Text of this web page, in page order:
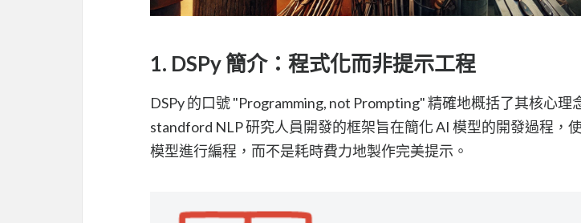
1. DSPy 簡介：程式化而非提示工程
DSPy 的口號 "Programming, not Prompting" 精確地概括了其核心理
standford NLP 研究人員開發的框架旨在簡化 AI 模型的開發過程，
模型進行編程，而不是耗時費力地製作完美提示。